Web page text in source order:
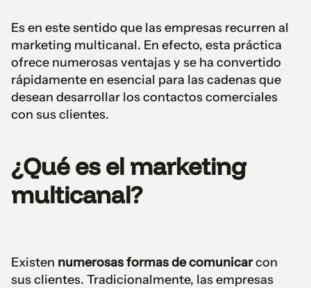
Es en este sentido que las empresas recurren al
marketing multicanal. En efecto, esta práctica
ofrece numerosas ventajas y se ha convertido
rápidamente en esencial para las cadenas que
desean desarrollar los contactos comerciales
con sus clientes.
¿Qué es el marketing
multicanal?
Existen numerosas formas de comunicarcon
sus clientes. Tradicionalmente, las empresas